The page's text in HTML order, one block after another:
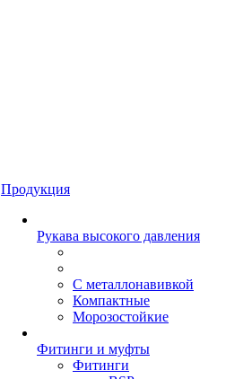
Продукция
Рукава высокого давления
С металлонавивкой
Компактные
Морозостойкие
Фитинги и муфты
Фитинги